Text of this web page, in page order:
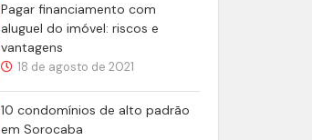
Pagar financiamento com
aluguel do imóvel: riscos e
vantagens
18 de agosto de 2021
10 condomínios de alto padrão
em Sorocaba